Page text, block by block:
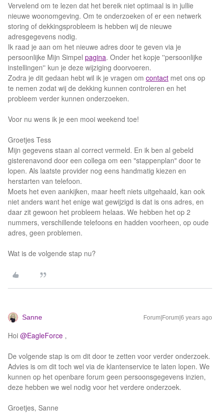
Vervelend om te lezen dat het bereik niet optimaal is in jullie
nieuwe woonomgeving. Om te onderzoeken of er een netwerk
storing of dekkingsprobleem is hebben wij de nieuwe
adresgegevens nodig.
Ik raad je aan om het nieuwe adres door te geven via je
persoonlijke Mijn Simpel pagina. Onder het kopje ''persoonlijke
instellingen'' kun je deze wijziging doorvoeren.
Zodra je dit gedaan hebt wil ik je vragen om contact met ons op
te nemen zodat wij de dekking kunnen controleren en het
probleem verder kunnen onderzoeken.
Voor nu wens ik je een mooi weekend toe!
Groetjes Tess
Mijn gegevens staan al correct vermeld. En ik ben al gebeld
gisterenavond door een collega om een "stappenplan" door te
lopen. Als laatste provider nog eens handmatig kiezen en
herstarten van telefoon.
Moets het even aankijken, maar heeft niets uitgehaald, kan ook
niet anders want het enige wat gewijzigd is dat is ons adres, en
daar zit gewoon het probleem helaas. We hebben het op 2
nummers, verschillende telefoons en hadden voorheen, op oude
adres, geen problemen.
Wat is de volgende stap nu?
Sanne Forum|Forum|6 years ago
Hoi @EagleForce ,
De volgende stap is om dit door te zetten voor verder onderzoek.
Advies is om dit toch wel via de klantenservice te laten lopen. We
kunnen op het openbare forum geen persoonsgegevens inzien,
deze hebben we wel nodig voor het verdere onderzoek.
Groetjes, Sanne